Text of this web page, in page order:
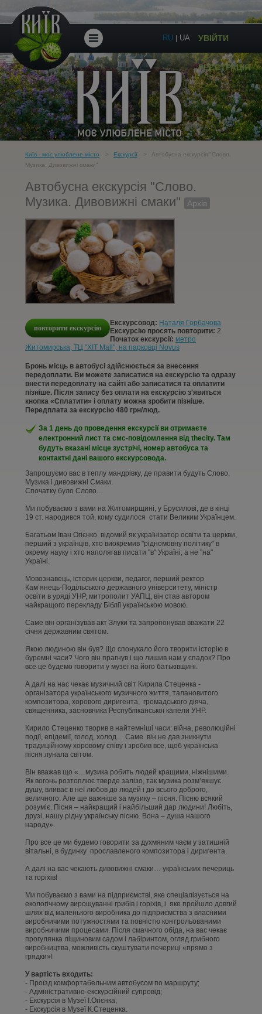
ПІШОХІДНІ
ЕКСКУРСІЇ
ЕКСКУРСІЇ
ПО
УКРАЇНІ
СЕРТИФІКАТИ
КОНТАКТИ
СТАТТІ
УВІЙТИ
УВІЙТИ
РЕЄСТРАЦІЯ
RU UA
Київ - моє улюблене місто Екскурсії
Автобусна екскурсія "Слово.
Музика. Дивовижні смаки"
Автобусна екскурсія "Слово.
Музика. Дивовижні смаки"
Архів
повторити екскурсію
Екскурсовод: Наталя Горбачова
Екскурсію просять повторити: 2
Початок екскурсії: метро
Житомирська, ТЦ "XIT Mall", на парковці Novus
Бронь місць в автобусі здійснюється за внесення
передоплати. Ви можете записатися на екскурсію та одразу
внести передоплату на сайті або записатися та оплатити
пізніше. Після запису без оплати на екскурсію з'явиться
кнопка «Сплатити» і оплату можна зробити пізніше.
Передплата за екскурсію 480 грн/люд.
За 1 день до проведення екскурсії ви отримаєте
електронний лист та смс-повідомлення від thecity. Там
будуть вказані місце зустрічі, номер автобуса та
контактні дані вашого екскурсовода.
Запрошуємо вас в теплу мандрівку, де правити будуть Слово,
Музика і дивовижні Смаки.
Спочатку було Слово…
Ми побуваємо з вами на Житомирщині, у Брусилові, де в кінці
19 ст. народився той, кому судилося стати Великим Українцем.
Багатьом Іван Огієнко відомий як українізатор освіти та церкви,
перший з українців, хто виокремив "рідномовну політику" в
окрему науку і хто наполягав писати "в" Україні, а не "на"
Україні.
Мовознавець, історик церкви, педагог, перший ректор
Кам’янець-Подільського державного університету, міністр
освіти в уряді УНР, митрополит УАПЦ, він став автором
найкращого перекладу Біблії українською мовою.
Саме він організував акт Злуки та запропонував вважати 22
січня державним святом.
Якою людиною він був? Що спонукало його творити історію в
буремні часи? Чого він прагнув і що лишив нам у спадок? Про
все це будемо говорити у музеї на його батьківщині.
А далі на нас чекає музичний світ Кирила Стеценка -
організатора українського музичного життя, талановитого
композитора, хорового диригента, громадського діяча,
священника, засновника Республіканської капели УНР.
Кирило Стеценко творив в найтемніші часи: війна, революційні
події, епідемії, голод, холод… Саме він не дав зникнути
традиційному хоровому співу і зробив все, щоб українська
пісня лунала світом.
Він вважав що «…музика робить людей кращими, ніжнішими.
Як вогонь розтоплює тверде залізо, так музика розм’якшує
душу, вливає в неї любов до людей і до всього доброго,
величного. Але ще важніше за музику – пісня. Пісню всякий
розуміє. Пісня – найкращий і найбільший дар людини! Любіть,
друзі, нашу рідну українську пісню. Вона – душа нашого
народу».
Про все це ми будемо говорити за духмяним чаєм у затишній
вітальні, в будинку прославленого композитора і диригента.
А далі на вас чекають дивовижні смаки… українських печериць
та горіхів!
Ми побуваємо з вами на підприємстві, яке спеціалізується на
екологічному вирощуванні грибів і горіхів, і яке пройшло довгий
шлях від маленького виробника до підприємства з власними
виробничими потужностями та повністю контрольованими
виробничими процесами. Після смачного обіда, на вас чекає
прогулянка ліщиновим садом і лабіринтом, огляд грибного
виробництва, можливість скуштувати печериці «прямо з
грядки»!
У вартість входить:
- Проїзд комфортабельним автобусом по маршруту;
- Адміністративно-екскурсійний супровід;
- Екскурсія в Музеї І.Огієнка;
- Екскурсія в Музеї К.Стеценка.